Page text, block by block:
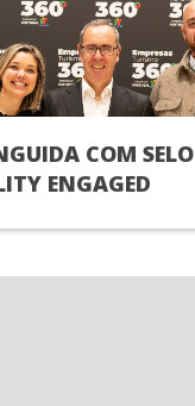
COM SELO
ENGAGED